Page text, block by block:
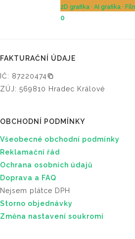
2D grafika · AI grafika ·
0
FAKTURAČNÍ ÚDAJE
IČ: 87220474
ZÚJ: 569810 Hradec Králové
OBCHODNÍ PODMÍNKY
Všeobecné obchodní podmínky
Reklamační řád
Ochrana osobních údajů
Doprava a FAQ
Nejsem plátce DPH
Storno objednávky
Změna nastavení soukromí